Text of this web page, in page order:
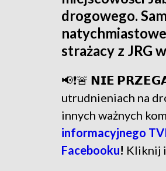
drogowego.
strażacy z JRG
📢❗🚨 𝗡𝗜𝗘
utrudnieniach na
innych ważnych
informacyjnego
Facebooku! Kliknij